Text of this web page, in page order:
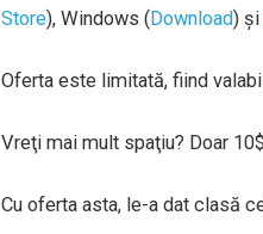
Store), Windows (Download) şi
Oferta este limitată, fiind
Vreţi mai mult spaţiu? Doar
Cu oferta asta, le-a dat clasă